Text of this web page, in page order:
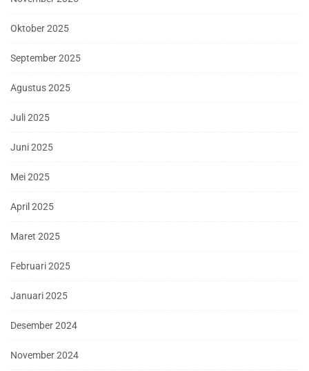
Oktober 2025
September 2025
Agustus 2025
Juli 2025
Juni 2025
Mei 2025
April 2025
Maret 2025
Februari 2025
Januari 2025
Desember 2024
November 2024